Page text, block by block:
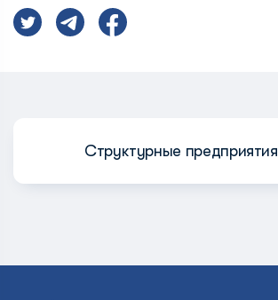
Структурные предприятия